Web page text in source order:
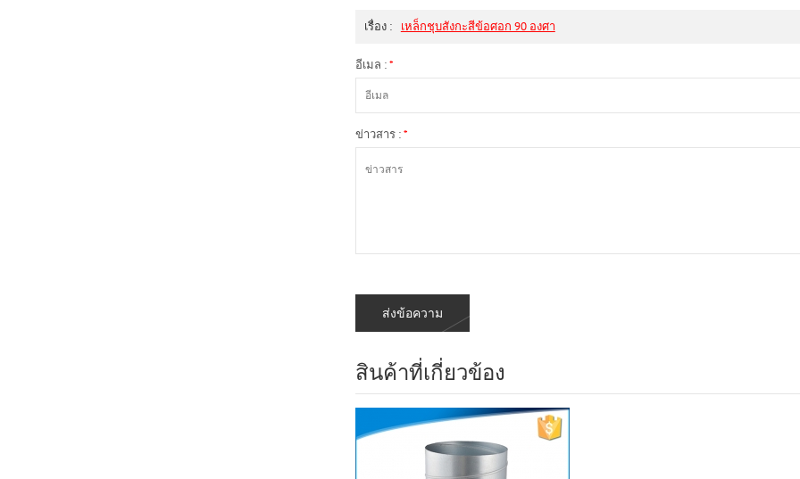
เรื่อง : เหล็กชุบสังกะสีข้อศอก 90 องศา
อีเมล :*
ข่าวสาร :*
สินค้าที่เกี่ยวข้อง